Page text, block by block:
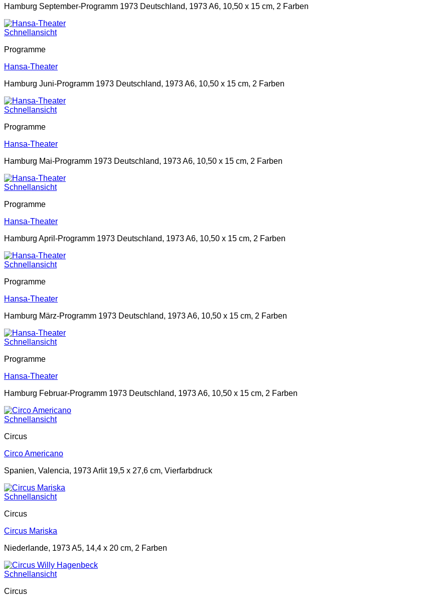
Hamburg September-Programm 1973 Deutschland, 1973 A6, 10,50 x 15 cm, 2 Farben
Schnellansicht
Programme
Hansa-Theater
Hamburg Juni-Programm 1973 Deutschland, 1973 A6, 10,50 x 15 cm, 2 Farben
Schnellansicht
Programme
Hansa-Theater
Hamburg Mai-Programm 1973 Deutschland, 1973 A6, 10,50 x 15 cm, 2 Farben
Schnellansicht
Programme
Hansa-Theater
Hamburg April-Programm 1973 Deutschland, 1973 A6, 10,50 x 15 cm, 2 Farben
Schnellansicht
Programme
Hansa-Theater
Hamburg März-Programm 1973 Deutschland, 1973 A6, 10,50 x 15 cm, 2 Farben
Schnellansicht
Programme
Hansa-Theater
Hamburg Februar-Programm 1973 Deutschland, 1973 A6, 10,50 x 15 cm, 2 Farben
Schnellansicht
Circus
Circo Americano
Spanien, Valencia, 1973 Arlit 19,5 x 27,6 cm, Vierfarbdruck
Schnellansicht
Circus
Circus Mariska
Niederlande, 1973 A5, 14,4 x 20 cm, 2 Farben
Schnellansicht
Circus